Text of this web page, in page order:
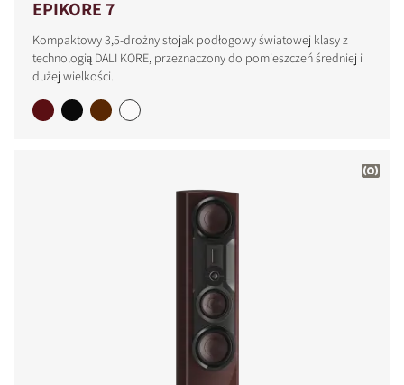
EPIKORE 7
Kompaktowy 3,5-drożny stojak podłogowy światowej klasy z
technologią DALI KORE, przeznaczony do pomieszczeń średniej i
dużej wielkości.